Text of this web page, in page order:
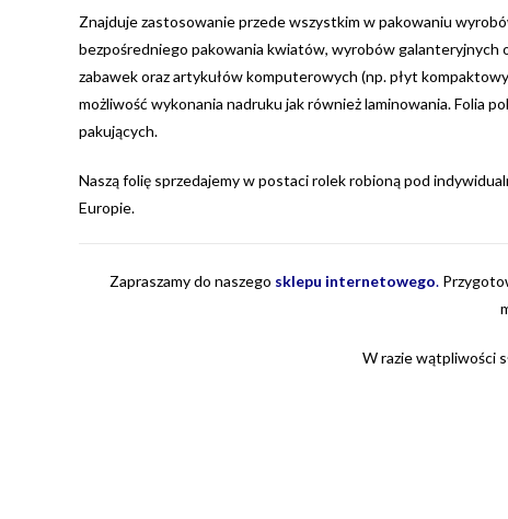
Znajduje zastosowanie przede wszystkim w pakowaniu
bezpośredniego pakowania kwiatów, wyrobów galanteryjnych
zabawek oraz artykułów komputerowych (np. płyt
możliwość wykonania nadruku jak również laminowania. Folia
pakujących.
Naszą folię sprzedajemy w postaci rolek robioną pod
Europie.
Zapraszamy do naszego sklepu internetowego.
W razie wątpliwości